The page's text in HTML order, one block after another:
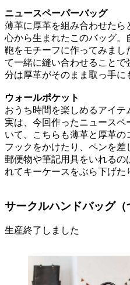
ニュースペーパーバッグ
薄革に厚革を組み合わせた
心から生まれたこのバッグ
鞄をモチーフに作ってみま
て一緒に縫い合わせること
分は厚革がそのまま取っ手に
ウォールポケット
おうち時間を楽しめるアイテ
実は、今回作ったニュースペ
いて、こちらも薄革と厚革
フックをかけたり、ペンを
郵便物や筆記用具をいれるの
れてキーケースをぶら下げた
サークルハンドバッグ（
生産終了しました